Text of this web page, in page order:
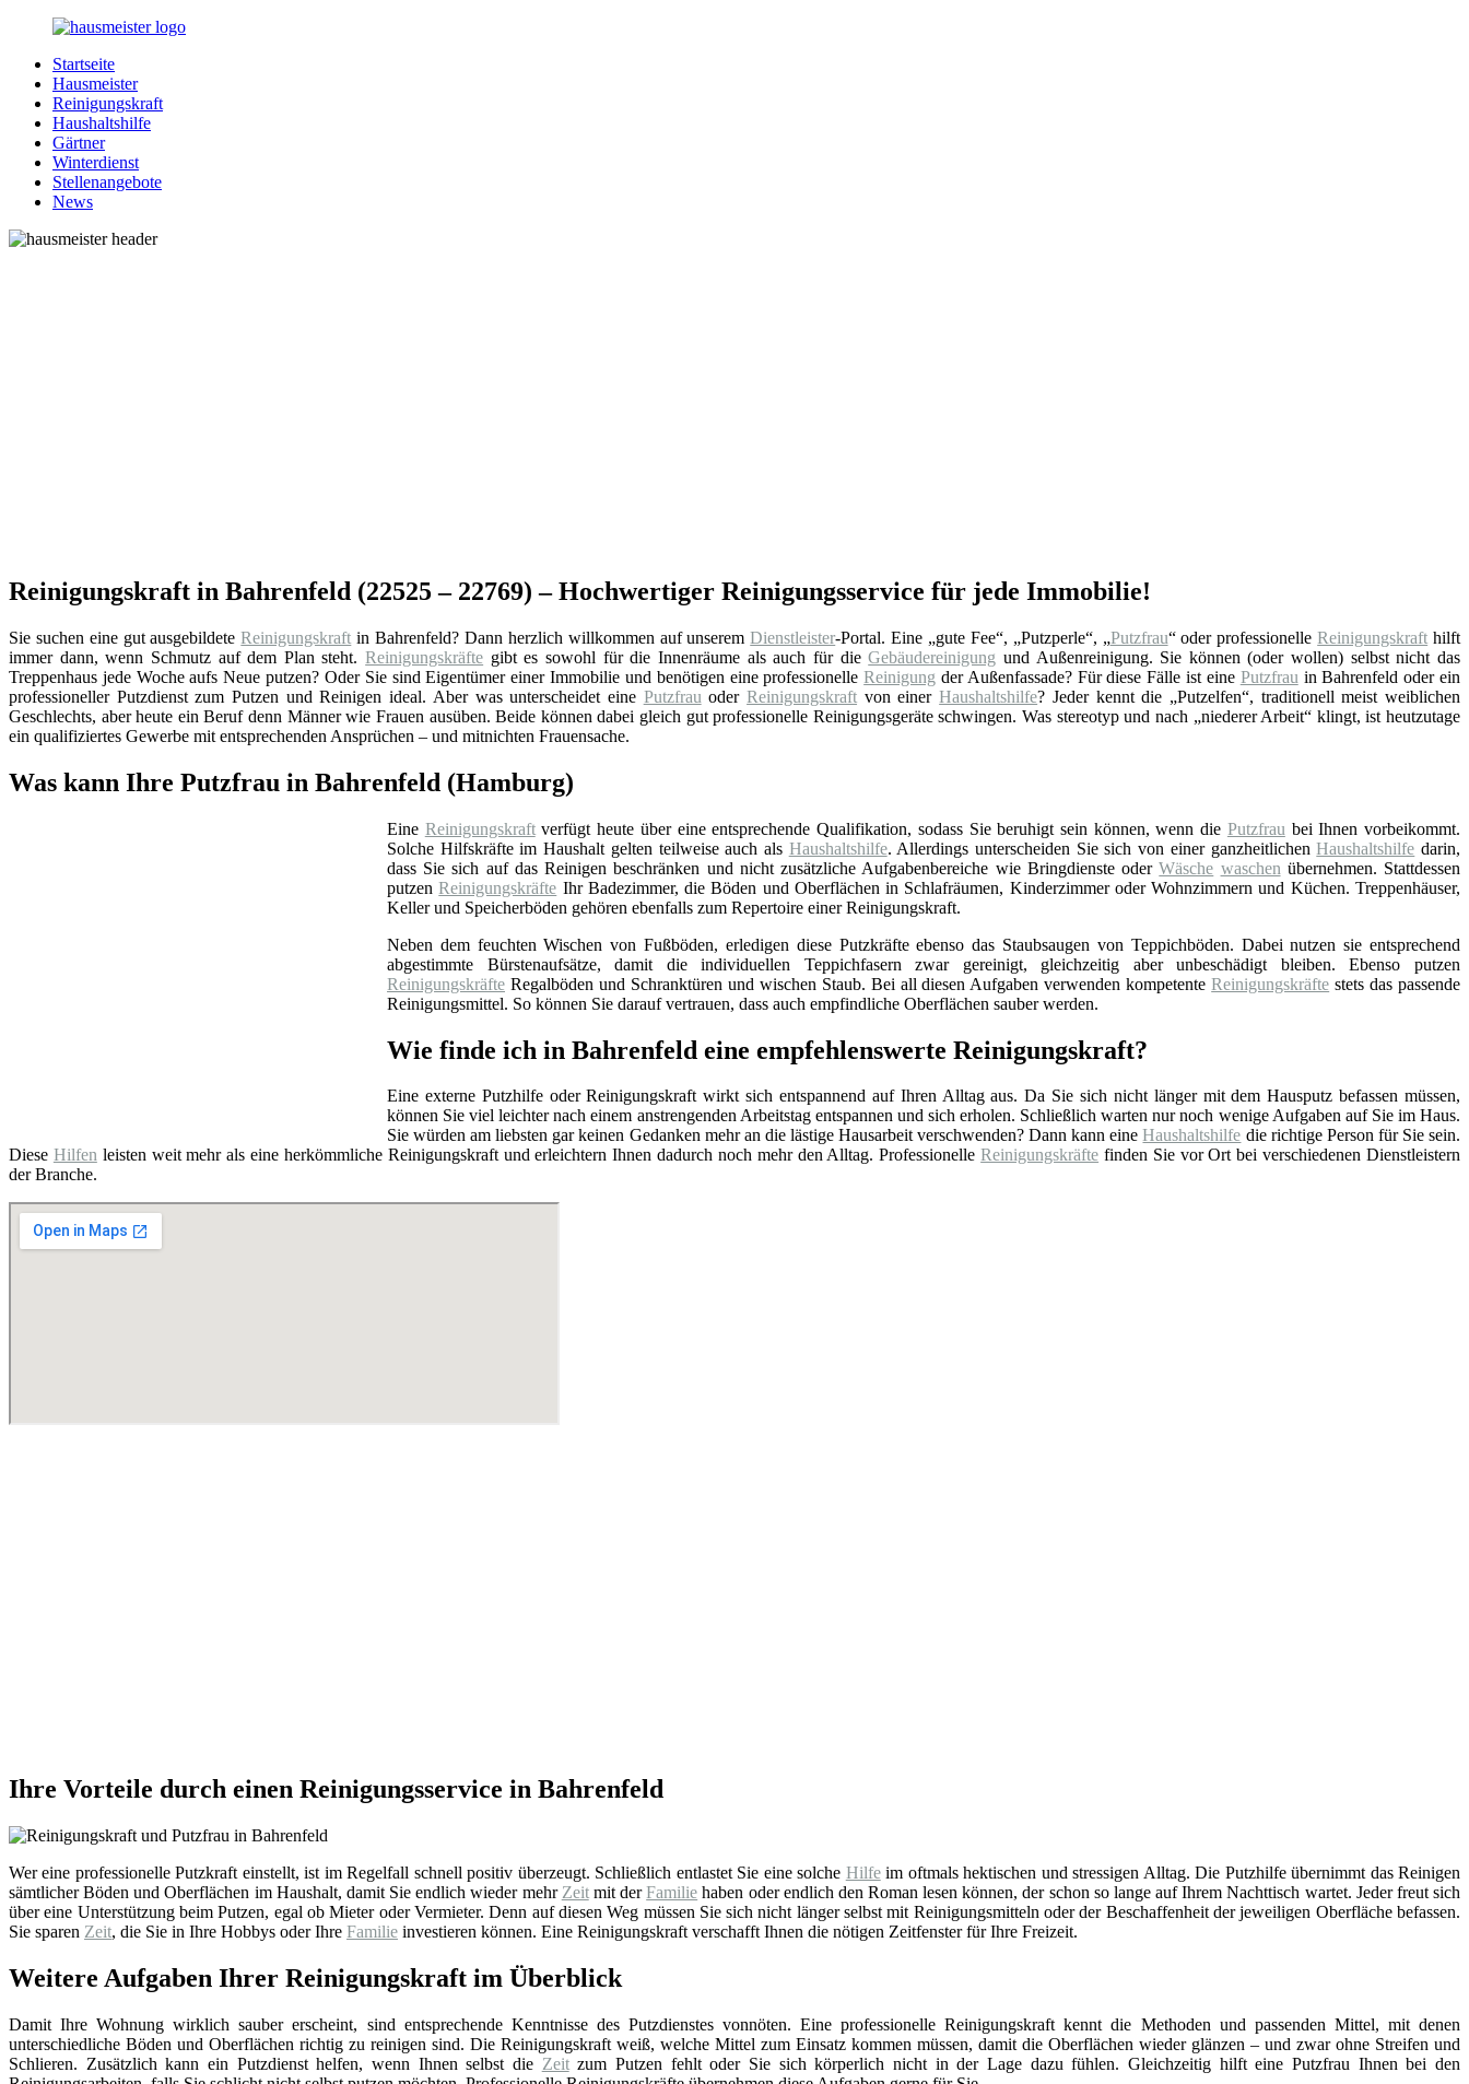
Zurück
Inhalt
Hausmeister.de
Alles
rund
Ihren
Haushalt
Startseite
Hausmeister
Reinigungskraft
Haushaltshilfe
Gärtner
Winterdienst
Stellenangebote
News
Reinigungskraft in Bahrenfeld (22525 – 22769) – Hochwertiger Reinigungsservice für jede Immobilie!
Sie suchen eine gut ausgebildeteReinigungskraft in Bahrenfeld? Dann herzlich willkommen auf unseremDienstleister-Portal. Eine „gute Fee“, „Putzperle“, „Putzfrau“ oder professionelleReinigungskraft hilft
immer dann, wenn Schmutz auf dem Plan steht.Reinigungskräfte gibt es sowohl für die Innenräume als auch für dieGebäudereinigung und Außenreinigung. Sie können (oder wollen) selbst nicht das
Treppenhaus jede Woche aufs Neue putzen? Oder Sie sind Eigentümer einer Immobilie und benötigen eine professionelleReinigung der Außenfassade? Für diese Fälle ist eine Putzfrau in Bahrenfeld oder ein
professioneller Putzdienst zum Putzen und Reinigen ideal. Aber was unterscheidet eine Putzfrau oderReinigungskraft von einerHaushaltshilfe? Jeder kennt die „Putzelfen“, traditionell meist weiblichen
Geschlechts, aber heute ein Beruf denn Männer wie Frauen ausüben. Beide können dabei gleich gut professionelle Reinigungsgeräte schwingen. Was stereotyp und nach „niederer Arbeit“ klingt, ist heutzutage
ein qualifiziertes Gewerbe mit entsprechenden Ansprüchen – und mitnichten Frauensache.
Was kann Ihre Putzfrau in Bahrenfeld (Hamburg)
Eine Reinigungskraftverfügt heute über eine entsprechende Qualifikation, sodass Sie beruhigt sein können, wenn die Putzfrau bei Ihnen vorbeikommt.
Solche Hilfskräfte im Haushalt gelten teilweise auch als Haushaltshilfe. Allerdings unterscheiden Sie sich von einer ganzheitlichenHaushaltshilfe darin,
dass Sie sich auf das Reinigen beschränken und nicht zusätzliche Aufgabenbereiche wie Bringdienste oderWäsche waschen übernehmen. Stattdessen
putzenReinigungskräfte Ihr Badezimmer, die Böden und Oberflächen in Schlafräumen, Kinderzimmer oder Wohnzimmern und Küchen. Treppenhäuser,
Keller und Speicherböden gehören ebenfalls zum Repertoire einer Reinigungskraft.
Neben dem feuchten Wischen von Fußböden, erledigen diese Putzkräfte ebenso das Staubsaugen von Teppichböden. Dabei nutzen sie entsprechend
abgestimmte Bürstenaufsätze, damit die individuellen Teppichfasern zwar gereinigt, gleichzeitig aber unbeschädigt bleiben. Ebenso putzen
Reinigungskräfte Regalböden und Schranktüren und wischen Staub. Bei all diesen Aufgaben verwenden kompetenteReinigungskräfte stets das passende
Reinigungsmittel. So können Sie darauf vertrauen, dass auch empfindliche Oberflächen sauber werden.
Wie finde ich in Bahrenfeld eine empfehlenswerte Reinigungskraft?
Eine externe Putzhilfe oder Reinigungskraft wirkt sich entspannend auf Ihren Alltag aus. Da Sie sich nicht länger mit dem Hausputz befassen müssen,
können Sie viel leichter nach einem anstrengenden Arbeitstag entspannen und sich erholen. Schließlich warten nur noch wenige Aufgaben auf Sie im Haus.
Sie würden am liebsten gar keinen Gedanken mehr an die lästige Hausarbeit verschwenden? Dann kann eineHaushaltshilfe die richtige Person für Sie sein.
Diese Hilfenleisten weit mehr als eine herkömmliche Reinigungskraft und erleichtern Ihnen dadurch noch mehr den Alltag. ProfessionelleReinigungskräfte finden Sie vor Ort bei verschiedenen Dienstleistern
der Branche.
Ihre Vorteile durch einen Reinigungsservice in Bahrenfeld
Wer eine professionelle Putzkraft einstellt, ist im Regelfall schnell positiv überzeugt. Schließlich entlastet Sie eine solche Hilfeim oftmals hektischen und stressigen Alltag. Die Putzhilfe übernimmt das Reinigen
sämtlicher Böden und Oberflächen im Haushalt, damit Sie endlich wieder mehr Zeitmit derFamilie haben oder endlich den Roman lesen können, der schon so lange auf Ihrem Nachttisch wartet. Jeder freut sich
über eine Unterstützung beim Putzen, egal ob Mieter oder Vermieter. Denn auf diesen Weg müssen Sie sich nicht länger selbst mit Reinigungsmitteln oder der Beschaffenheit der jeweiligen Oberfläche befassen.
Sie sparen Zeit, die Sie in Ihre Hobbys oder Ihre Familie investieren können. Eine Reinigungskraft verschafft Ihnen die nötigen Zeitfenster für Ihre Freizeit.
Weitere Aufgaben Ihrer Reinigungskraft im Überblick
Damit Ihre Wohnung wirklich sauber erscheint, sind entsprechende Kenntnisse des Putzdienstes vonnöten. Eine professionelle Reinigungskraft kennt die Methoden und passenden Mittel, mit denen
unterschiedliche Böden und Oberflächen richtig zu reinigen sind. Die Reinigungskraft weiß, welche Mittel zum Einsatz kommen müssen, damit die Oberflächen wieder glänzen – und zwar ohne Streifen und
Schlieren. Zusätzlich kann ein Putzdienst helfen, wenn Ihnen selbst die Zeitzum Putzen fehlt oder Sie sich körperlich nicht in der Lage dazu fühlen. Gleichzeitig hilft eine Putzfrau Ihnen bei den